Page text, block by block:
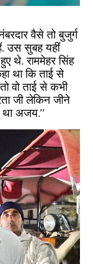
वैसे तो बुजुर्ग
उस सुबह यहीं
थे. राममेहर सिंह
था कि ताई से
वो ताई से कभी
जी लेकिन जीने
अजय.’’